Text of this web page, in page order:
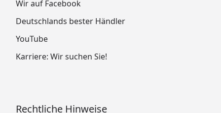
Wir auf Facebook
Deutschlands bester Händler
YouTube
Karriere: Wir suchen Sie!
Rechtliche Hinweise